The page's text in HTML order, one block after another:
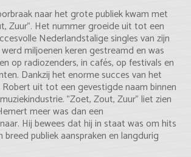
naar het grote publiek kwam met
Zuur". Het nummer groeide uit tot een
Nederlandstalige singles van zijn
miljoenen keren gestreamd en was
op radiozenders, in cafés, op festivals en
Dankzij het enorme succes van het
uit tot een gevestigde naam binnen
"Zoet, Zout, Zuur" liet zien
meer was dan een
Hij bewees dat hij in staat was om hits
publiek aanspraken en langdurig